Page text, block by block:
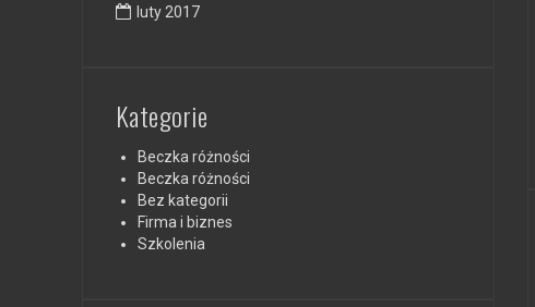
luty 2017
Kategorie
Beczka różności
Beczka różności
Bez kategorii
Firma i biznes
Szkolenia